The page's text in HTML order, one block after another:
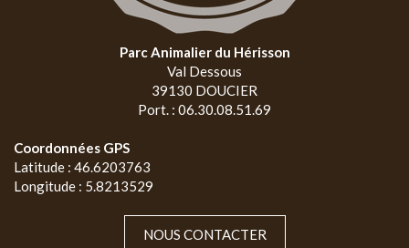
Parc Animalier du Hérisson
Val Dessous
39130 DOUCIER
Port. : 06.30.08.51.69
Coordonnées GPS
Latitude : 46.6203763
Longitude : 5.8213529
NOUS CONTACTER